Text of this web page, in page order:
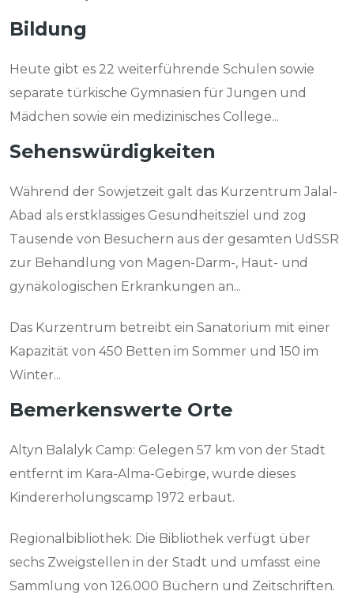
Bildung
Heute gibt es 22 weiterführende Schulen sowie
separate türkische Gymnasien für Jungen und
Mädchen sowie ein medizinisches College...
Sehenswürdigkeiten
Während der Sowjetzeit galt das Kurzentrum Jalal-
Abad als erstklassiges Gesundheitsziel und zog
Tausende von Besuchern aus der gesamten UdSSR
zur Behandlung von Magen-Darm-, Haut- und
gynäkologischen Erkrankungen an...
Das Kurzentrum betreibt ein Sanatorium mit einer
Kapazität von 450 Betten im Sommer und 150 im
Winter...
Bemerkenswerte Orte
Altyn Balalyk Camp: Gelegen 57 km von der Stadt
entfernt im Kara-Alma-Gebirge, wurde dieses
Kindererholungscamp 1972 erbaut.
Regionalbibliothek: Die Bibliothek verfügt über
sechs Zweigstellen in der Stadt und umfasst eine
Sammlung von 126.000 Büchern und Zeitschriften.